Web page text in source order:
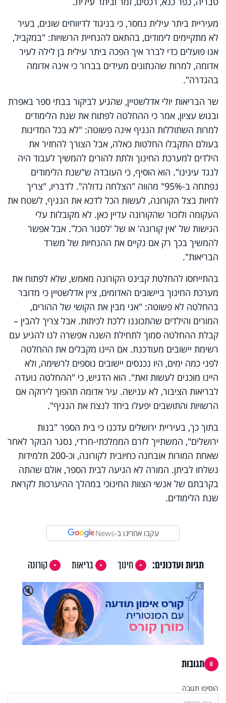
מעיריית ביתר עילית נמסר, כי בניגוד לדיווחים שונים, בעיר
לא מתקיימים לימודים, בהתאם להנחיית הרשויות: "במקביל,
אנו פועלים כדי לברר איך הפכה ביתר עילית בן לילה לעיר
אדומה, למרות שהנתונים מעידים בברור כי אינה אדומה
בהגדרה".
שר הבריאות יולי אדלשטיין, שהגיע לביקור בבתי ספר באפרת
ובגוש עציון, אמר כי ההחלטה לפתוח את שנת הלימודים
למרות השתוללות הנגיף אינה פשוטה: "לא בכל המדינות
בעולם התקבלו החלטות כאלה, אבל הצורך להחזיר את
הילדים למערכת החינוך ולתת להורים להמשיך לעבוד היה
לנגד עינינו". הוא הוסיף, כי העובדה ש"שנת הלימודים
נפתחה ב-95%" מהווה "הצלחה גדולה". לדבריו, "צריך
לחיות בצל הקורונה, לעשות הכל לדכא את הנגיף, לשטח את
העקומה ולזכור שהקורונה עדיין כאן. לא מקובלות עלי
הגישות של 'אין קורונה' או של 'לסגור הכל'. אבל אפשר
להמשיך בכך רק אם נקיים את ההנחיות של משרד
הבריאות".
בהתייחסו להחלטת קבינט הקורונה מאמש, שלא לפתוח את
מערכת החינוך ביישובים האדומים, ציין אדלשטיין כי מדובר
בהחלטה לא פשוטה: "אני מבין את הקושי של ההורים,
המורים והילדים שהתכוננו ללכת לכיתות. אבל צריך להבין –
קבלת ההחלטה סמוך לתחילת השנה אפשרה לנו להגיע עם
רשימת יישובים מעודכנת. אם היינו מקבלים את ההחלטה
לפני כמה ימים, היו נכנסים יישובים נוספים לרשימה, ולא
היינו מוכנים לעשות זאת". הוא הדגיש, כי "ההחלטה נועדה
לבריאות הציבור, לא ענישה. עיר אדומה תהפוך לירוקה אם
הרשויות והתושבים יפעלו ביחד לנצח את הנגיף".
בתוך כך, בעיריית ירושלים עדכנו כי בית הספר "בנות
ירושלים", המשתייך לזרם הממלכתי-חרדי, נסגר הבוקר לאחר
שאחת המורות אובחנה כחיובית לקורונה, וכ-200 תלמידות
נשלחו לביתן. המורה לא הגיעה לבית הספר, אולם שהתה
בקרבתם של אנשי הצוות החינוכי במהלך ההיערכות לקראת
שנת הלימודים.
עקבו אחרינו ב-News
תגיות ועדכונים: חינוך בריאות
קורונה
🔇
X
0 תגובות
הוסיפו תגובה